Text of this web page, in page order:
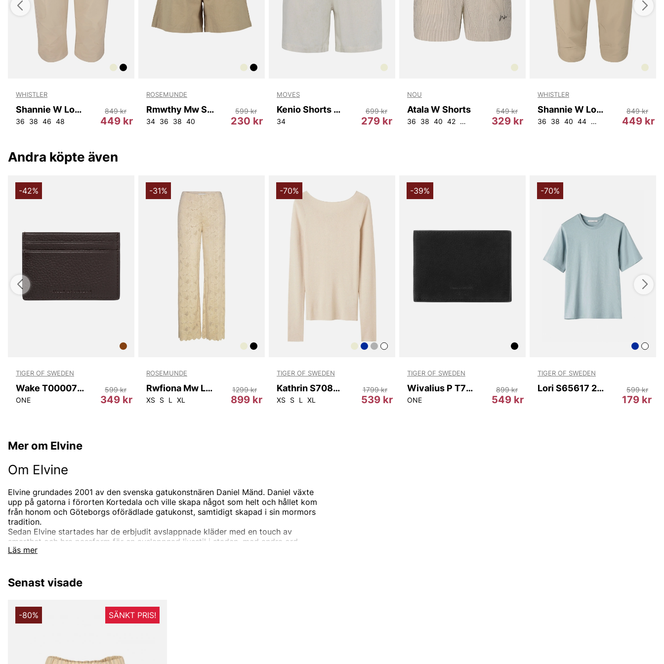
WHISTLER
Shannie W Long Outdoor Shorts.
36 38 46 48 449 kr
849 kr
ROSEMUNDE
Rmwthy Mw Shorts
34 36 38 40 230 kr
599 kr
MOVES
Kenio Shorts 2744
34 279 kr
699 kr
NOU
Atala W Shorts
36 38 40 42 46 329 kr
549 kr
WHISTLER
Shannie W Long Outdoor Shorts.
36 38 40 44 46 449 kr
849 kr
Andra köpte även
-42%
TIGER OF SWEDEN
Wake T00007 10N
ONE 349 kr
599 kr
-31%
ROSEMUNDE
Rwfiona Mw Lace Trousers
XS S L XL 899 kr
1299 kr
-70%
TIGER OF SWEDEN
Kathrin S70861 087
XS S L XL 539 kr
1799 kr
-39%
TIGER OF SWEDEN
Wivalius P T72765 050
ONE 549 kr
899 kr
-70%
TIGER OF SWEDEN
Lori S65617 2AD
179 kr
599 kr
Mer om Elvine
Läs mer
Om Elvine
Elvine grundades 2001 av den svenska gatukonstnären Daniel Mänd. Daniel växte
upp på gatorna i förorten Kortedala och ville skapa något som helt och hållet kom
från honom och Göteborgs oförädlade gatukonst, samtidigt skapad i sin mormors
tradition.
Sedan Elvine startades har de erbjudit avslappnade kläder med en touch av
smarthet och bra passform för en avslappnad livsstil i staden, med andra ord
sofistikerade kläder för ett osofistikerat beteende.
kraftigt regn och vind, vilket har haft en stor inverkan på Elvine, då de bland annat
Om namnet
Företaget har fått sitt namn från grundaren Daniel Mänd som ville hylla sin mormor
Senast visade
-80% SÄNKT PRIS!